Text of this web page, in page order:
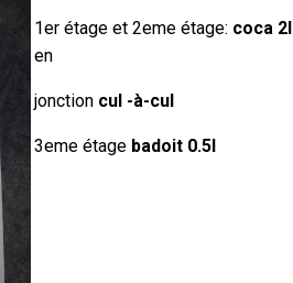
1er étage et 2eme étage: coca 2l
en
jonction cul -à-cul
3eme étage badoit 0.5l